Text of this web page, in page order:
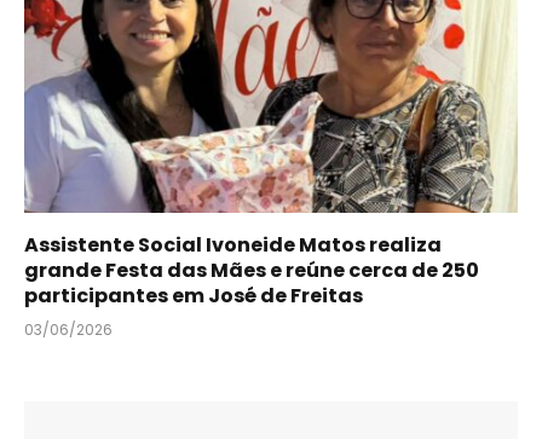
Assistente Social Ivoneide Matos realiza
grande Festa das Mães e reúne cerca de 250
participantes em José de Freitas
03/06/2026